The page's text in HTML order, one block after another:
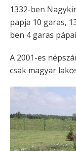
1332-ben
papja 10 garas,
ben 4 garas
A 2001-es
csak magyar